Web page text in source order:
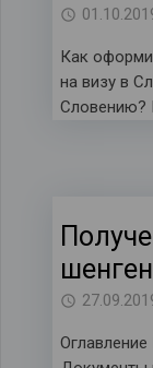
Как
на визу в
Словению?